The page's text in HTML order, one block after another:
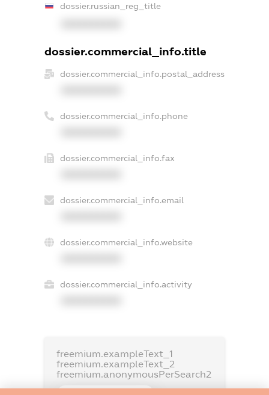
dossier.russian_reg_title
dossier.commercial_info.title
dossier.commercial_info.postal_address
dossier.commercial_info.phone
dossier.commercial_info.fax
dossier.commercial_info.email
dossier.commercial_info.website
dossier.commercial_info.activity
freemium.exampleText_1
freemium.exampleText_2
freemium.anonymousPerSearch2